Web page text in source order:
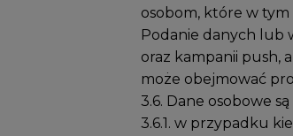
osobom, które w
Podanie danych lub
oraz kampanii push,
może obejmować
3.6. Dane osobowe
3.6.1. w przypadku